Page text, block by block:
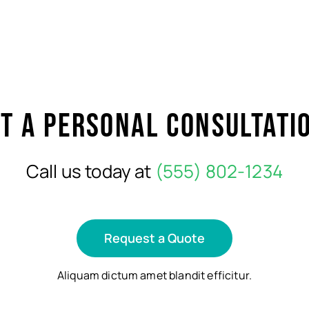
a personal
Call us today at (555) 802-1234
Request a Quote
Aliquam dictum amet blandit efficitur.